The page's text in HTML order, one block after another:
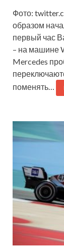
Фото:
образом
первый час
– на машине
Mercedes
поменять…